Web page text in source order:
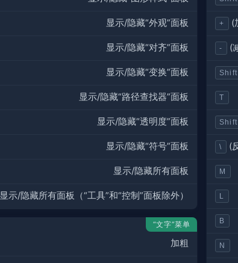
显示/隐藏“外观”面板
显示/隐藏“对齐”面板
显示/隐藏“变换”面板
显示/隐藏“路径查找器”面板
显示/隐藏“透明度”面板
显示/隐藏“符号”面板
显示/隐藏所有面板
显示/隐藏所有面板（“工具”和“控制”面板除外）
+ (
- (
Shift
T
Shift
\ (
M
L
B
N
“文字”菜单
加粗